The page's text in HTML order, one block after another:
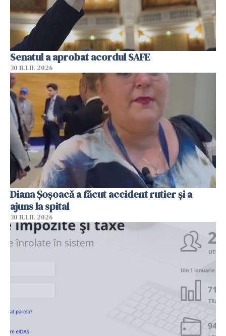
Senatul a aprobat acordul SAFE
30 IULIE 2026
Diana Șoșoacă a făcut accident rutier și a
ajuns la spital
30 IULIE 2026